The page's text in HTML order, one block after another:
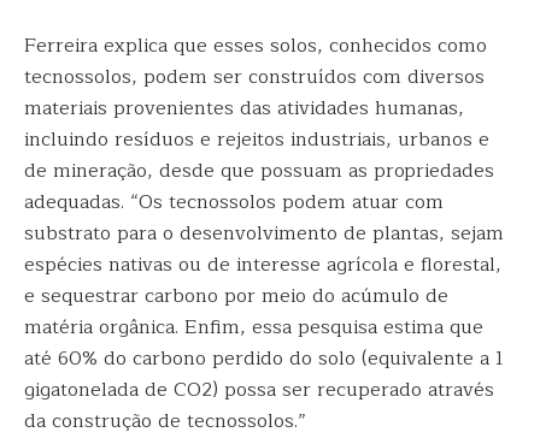
Ferreira explica que esses solos, conhecidos como
tecnossolos, podem ser construídos com diversos
materiais provenientes das atividades humanas,
incluindo resíduos e rejeitos industriais, urbanos e
de mineração, desde que possuam as propriedades
adequadas. “Os tecnossolos podem atuar com
substrato para o desenvolvimento de plantas, sejam
espécies nativas ou de interesse agrícola e florestal,
e sequestrar carbono por meio do acúmulo de
matéria orgânica. Enfim, essa pesquisa estima que
até 60% do carbono perdido do solo (equivalente a 1
gigatonelada de CO2) possa ser recuperado através
da construção de tecnossolos.”